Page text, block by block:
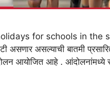
for schools in the
असल्याची बातमी
आयोजित आहे . आंदोलनांमध्ये